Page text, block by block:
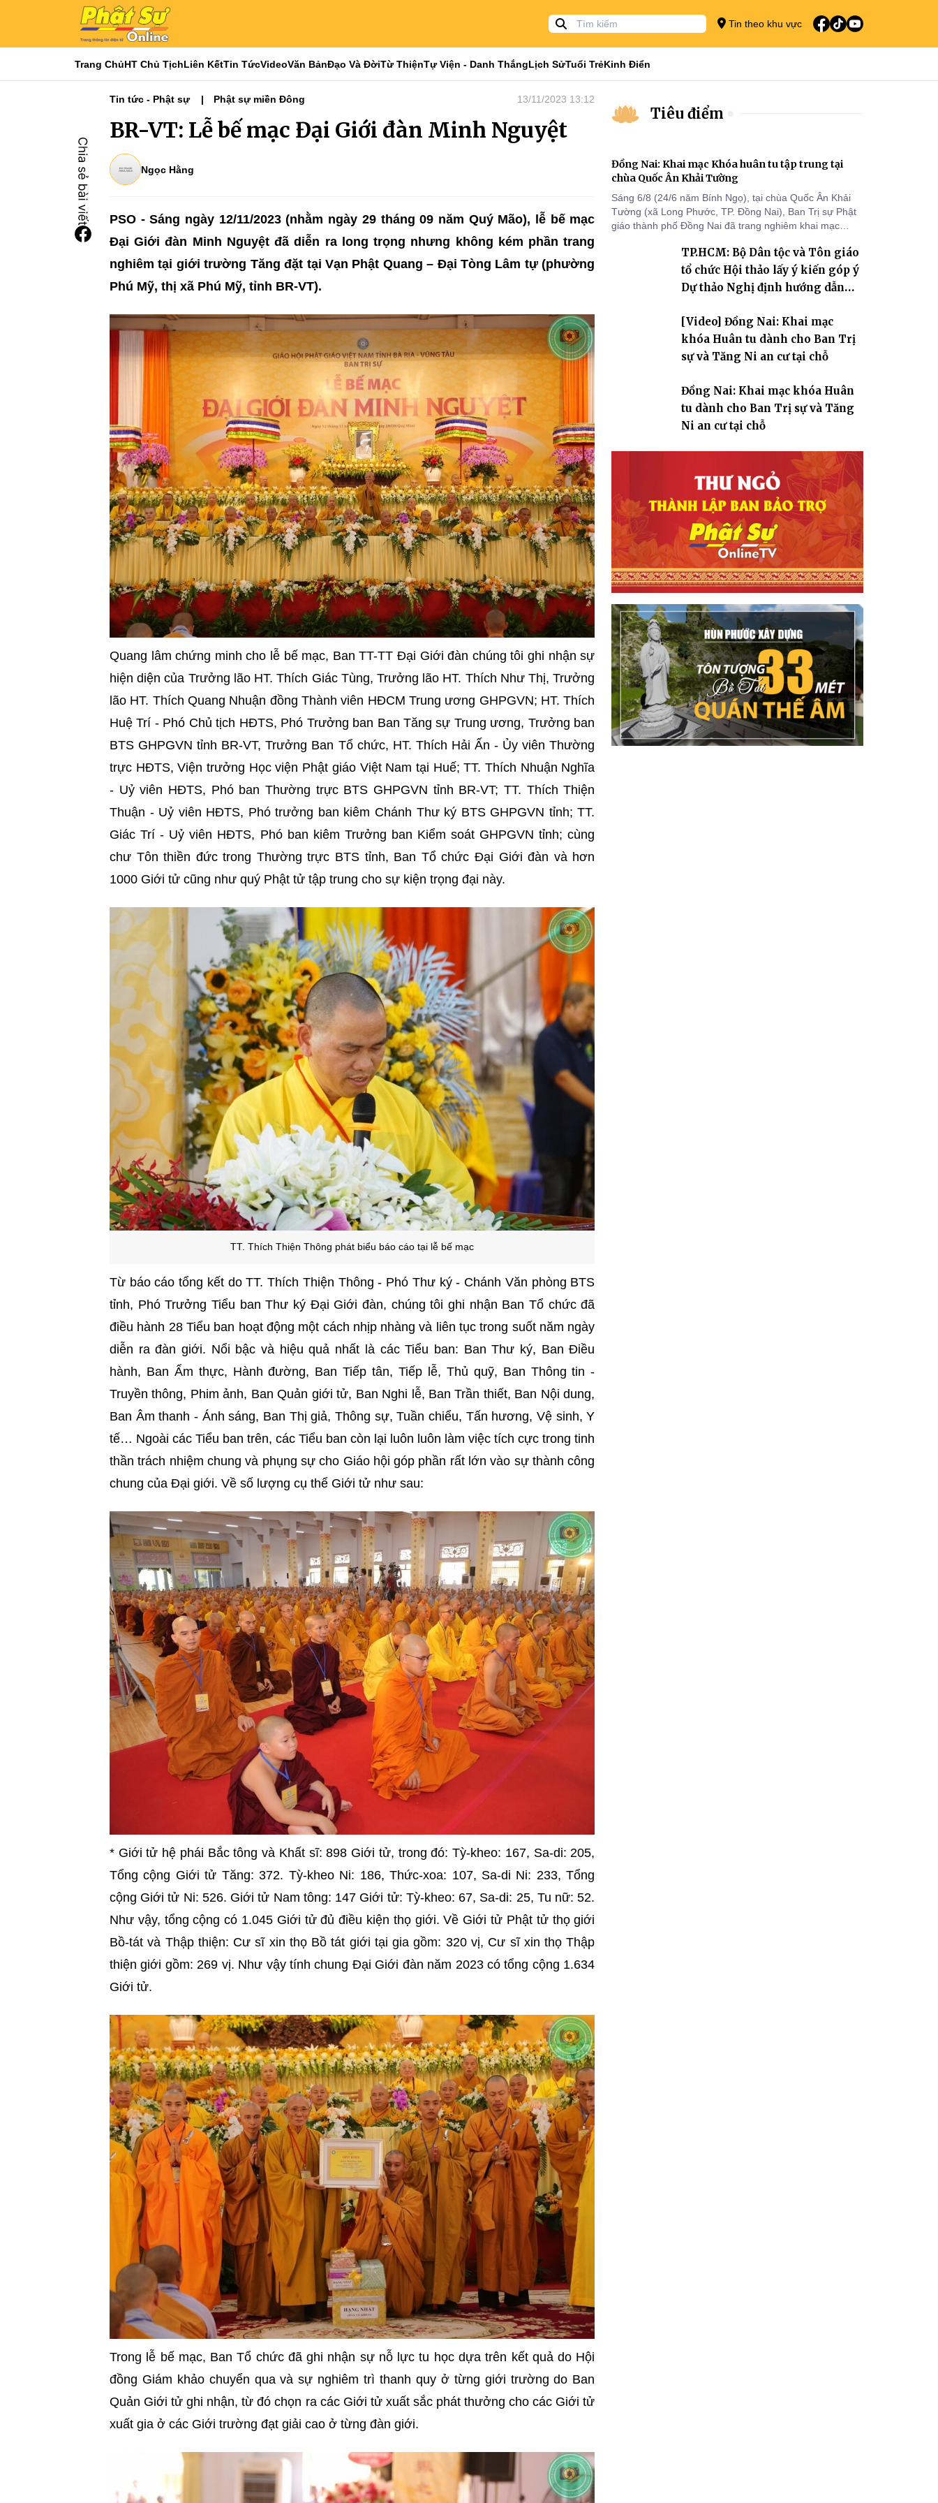
Tin theo khu vực
Trang ChủHT Chủ TịchLiên KếtTin TứcVideoVăn BảnĐạo Và ĐờiTừ ThiệnTự Viện - Danh ThắngLịch SửTuổi TrẻKinh Điển
Tin tức - Phật sự Phật sự miền Đông 13/11/2023 13:12
BR-VT: Lễ bế mạc Đại Giới đàn Minh Nguyệt
Ngọc Hằng
PSO - Sáng ngày 12/11/2023 (nhằm ngày 29 tháng 09 năm Quý Mão), lễ bế mạc
Đại Giới đàn Minh Nguyệt đã diễn ra long trọng nhưng không kém phần trang
nghiêm tại giới trường Tăng đặt tại Vạn Phật Quang – Đại Tòng Lâm tự (phường
Phú Mỹ, thị xã Phú Mỹ, tỉnh BR-VT).
Quang lâm chứng minh cho lễ bế mạc, Ban TT-TT Đại Giới đàn chúng tôi ghi nhận sự
hiện diện của Trưởng lão HT. Thích Giác Tùng, Trưởng lão HT. Thích Như Thị, Trưởng
lão HT. Thích Quang Nhuận đồng Thành viên HĐCM Trung ương GHPGVN; HT. Thích
Huệ Trí - Phó Chủ tịch HĐTS, Phó Trưởng ban Ban Tăng sự Trung ương, Trưởng ban
BTS GHPGVN tỉnh BR-VT, Trưởng Ban Tổ chức, HT. Thích Hải Ấn - Ủy viên Thường
trực HĐTS, Viện trưởng Học viện Phật giáo Việt Nam tại Huế; TT. Thích Nhuận Nghĩa
- Uỷ viên HĐTS, Phó ban Thường trực BTS GHPGVN tỉnh BR-VT; TT. Thích Thiện
Thuận - Uỷ viên HĐTS, Phó trưởng ban kiêm Chánh Thư ký BTS GHPGVN tỉnh; TT.
Giác Trí - Uỷ viên HĐTS, Phó ban kiêm Trưởng ban Kiểm soát GHPGVN tỉnh; cùng
chư Tôn thiền đức trong Thường trực BTS tỉnh, Ban Tổ chức Đại Giới đàn và hơn
1000 Giới tử cũng như quý Phật tử tập trung cho sự kiện trọng đại này.
TT. Thích Thiện Thông phát biểu báo cáo tại lễ bế mạc
Từ báo cáo tổng kết do TT. Thích Thiện Thông - Phó Thư ký - Chánh Văn phòng BTS
tỉnh, Phó Trưởng Tiểu ban Thư ký Đại Giới đàn, chúng tôi ghi nhận Ban Tổ chức đã
điều hành 28 Tiểu ban hoạt động một cách nhịp nhàng và liên tục trong suốt năm ngày
diễn ra đàn giới. Nổi bậc và hiệu quả nhất là các Tiểu ban: Ban Thư ký, Ban Điều
hành, Ban Ẩm thực, Hành đường, Ban Tiếp tân, Tiếp lễ, Thủ quỹ, Ban Thông tin -
Truyền thông, Phim ảnh, Ban Quản giới tử, Ban Nghi lễ, Ban Trần thiết, Ban Nội dung,
Ban Âm thanh - Ánh sáng, Ban Thị giả, Thông sự, Tuần chiểu, Tấn hương, Vệ sinh, Y
tế… Ngoài các Tiểu ban trên, các Tiểu ban còn lại luôn luôn làm việc tích cực trong tinh
thần trách nhiệm chung và phụng sự cho Giáo hội góp phần rất lớn vào sự thành công
chung của Đại giới. Về số lượng cụ thể Giới tử như sau:
* Giới tử hệ phái Bắc tông và Khất sĩ: 898 Giới tử, trong đó: Tỳ-kheo: 167, Sa-di: 205,
Tổng cộng Giới tử Tăng: 372. Tỳ-kheo Ni: 186, Thức-xoa: 107, Sa-di Ni: 233, Tổng
cộng Giới tử Ni: 526. Giới tử Nam tông: 147 Giới tử: Tỳ-kheo: 67, Sa-di: 25, Tu nữ: 52.
Như vậy, tổng cộng có 1.045 Giới tử đủ điều kiện thọ giới. Về Giới tử Phật tử thọ giới
Bồ-tát và Thập thiện: Cư sĩ xin thọ Bồ tát giới tại gia gồm: 320 vị, Cư sĩ xin thọ Thập
thiện giới gồm: 269 vị. Như vậy tính chung Đại Giới đàn năm 2023 có tổng cộng 1.634
Giới tử.
Trong lễ bế mạc, Ban Tổ chức đã ghi nhận sự nỗ lực tu học dựa trên kết quả do Hội
đồng Giám khảo chuyển qua và sự nghiêm trì thanh quy ở từng giới trường do Ban
Quản Giới tử ghi nhận, từ đó chọn ra các Giới tử xuất sắc phát thưởng cho các Giới tử
xuất gia ở các Giới trường đạt giải cao ở từng đàn giới.
Tiêu điểm
Đồng Nai: Khai mạc Khóa huân tu tập trung tại
chùa Quốc Ân Khải Tường
Sáng 6/8 (24/6 năm Bính Ngọ), tại chùa Quốc Ân Khải
Tường (xã Long Phước, TP. Đồng Nai), Ban Trị sự Phật
giáo thành phố Đồng Nai đã trang nghiêm khai mạc
2570 dành cho chư Tăng hành giả an cư tại chỗ khu vực
VII, VIII và trường hạ chùa Quốc Ân Khải Tường.
TP.HCM: Bộ Dân tộc và Tôn giáo
tổ chức Hội thảo lấy ý kiến góp ý
Dự thảo Nghị định hướng dẫn
giáo
[Video] Đồng Nai: Khai mạc
khóa Huân tu dành cho Ban Trị
sự và Tăng Ni an cư tại chỗ
Đồng Nai: Khai mạc khóa Huân
tu dành cho Ban Trị sự và Tăng
Ni an cư tại chỗ